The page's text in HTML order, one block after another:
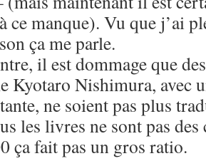
ce manque). Vu que j’ai
ça me parle.
il est dommage que
Kyotaro Nishimura, avec
ne soient pas plus
les livres ne sont pas
ça fait pas un gros ratio.